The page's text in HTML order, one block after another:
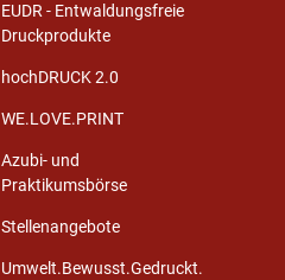
EUDR - Entwaldungsfreie
Druckprodukte
hochDRUCK 2.0
WE.LOVE.PRINT
Azubi- und
Praktikumsbörse
Stellenangebote
Umwelt.Bewusst.Gedruckt.